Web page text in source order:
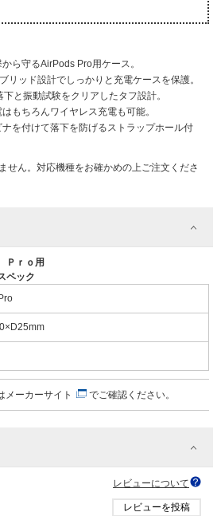
ら守るAirPods Pro用ケース。
リッド設計でしっかりと充電ケースを保護。
と振動試験をクリアしたタフ設計。
もちろんワイヤレス充電も可能。
を付けて落下を防げるストラップホール付
せん。対応機種をお確かめの上ご注文くださ
Ｐｒｏ用
ペック
メーカーサイト でご確認ください。
レビューについて
レビューを投稿